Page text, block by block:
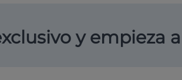
y empieza